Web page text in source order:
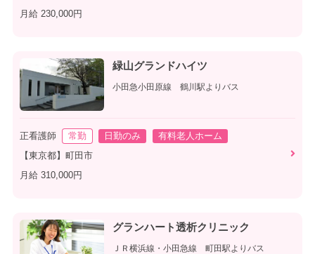
月給 230,000円
緑山グランドハイツ
小田急小田原線 鶴川駅よりバス
正看護師 常勤 日勤のみ
有料老人ホーム
【東京都】町田市
月給 310,000円
グランハート透析クリニック
ＪＲ横浜線・小田急線 町田駅よりバス